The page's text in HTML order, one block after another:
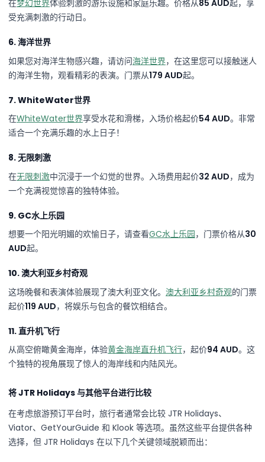
在梦幻世界体验刺激的游乐设施和家庭乐趣。价格从85 AUD起，享
受充满刺激的行动日。
6. 海洋世界
如果您对海洋生物感兴趣，请访问海洋世界，在这里您可以接触迷人
的海洋生物，观看精彩的表演。门票从179 AUD起。
7. WhiteWater世界
在WhiteWater世界享受水花和滑梯，入场价格起价54 AUD。非常
适合一个充满乐趣的水上日子！
8. 无限刺激
在无限刺激中沉浸于一个幻觉的世界。入场费用起价32 AUD，成为
一个充满视觉惊喜的独特体验。
9. GC水上乐园
想要一个阳光明媚的欢愉日子，请查看GC水上乐园，门票价格从30
AUD起。
10. 澳大利亚乡村奇观
这场晚餐和表演体验展现了澳大利亚文化。 澳大利亚乡村奇观的门票
起价119 AUD，将娱乐与包含的餐饮相结合。
11. 直升机飞行
从高空俯瞰黄金海岸，体验黄金海岸直升机飞行，起价94 AUD。这
个独特的视角展现了惊人的海岸线和内陆风光。
将 JTR Holidays 与其他平台进行比较
在考虑旅游预订平台时，旅行者通常会比较 JTR Holidays、
Viator、GetYourGuide 和 Klook 等选项。虽然这些平台提供各种
选择，但 JTR Holidays 在以下几个关键领域脱颖而出：